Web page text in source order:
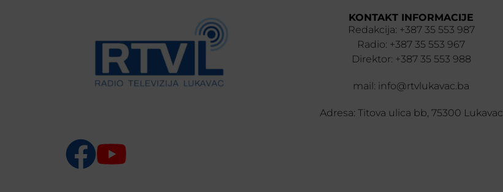
KONTAKT INFORMACIJE
Redakcija: +387 35 553 987
Radio: +387 35 553 967
Direktor: +387 35 553 988
mail: info@rtvlukavac.ba
Adresa: Titova ulica bb, 75300 Lukavac